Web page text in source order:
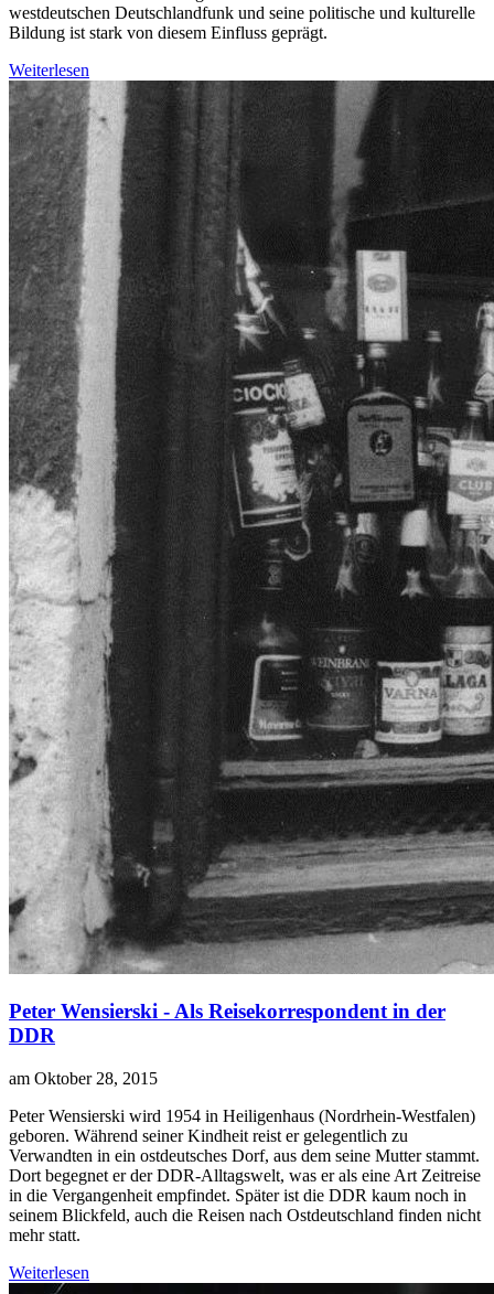
westdeutschen Deutschlandfunk und seine politische und kulturelle
Bildung ist stark von diesem Einfluss geprägt.
Weiterlesen
Peter Wensierski - Als Reisekorrespondent in der
DDR
am Oktober 28, 2015
Peter Wensierski wird 1954 in Heiligenhaus (Nordrhein-Westfalen)
geboren. Während seiner Kindheit reist er gelegentlich zu
Verwandten in ein ostdeutsches Dorf, aus dem seine Mutter stammt.
Dort begegnet er der DDR-Alltagswelt, was er als eine Art Zeitreise
in die Vergangenheit empfindet. Später ist die DDR kaum noch in
seinem Blickfeld, auch die Reisen nach Ostdeutschland finden nicht
mehr statt.
Weiterlesen